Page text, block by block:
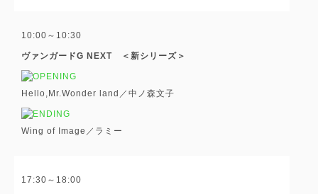
10:00～10:30
ヴァンガードG NEXT ＜新シリーズ＞
Hello,Mr.Wonder land／中ノ森文子
Wing of Image／ラミー
17:30～18:00